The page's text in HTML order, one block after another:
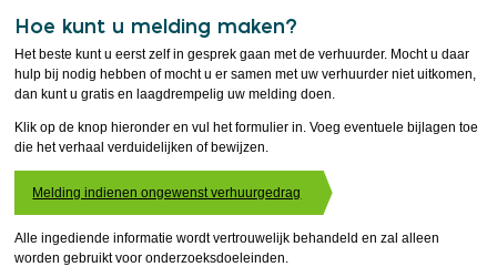
Hoe kunt u melding maken?
Het beste kunt u eerst zelf in gesprek gaan met de verhuurder. Mocht u daar
hulp bij nodig hebben of mocht u er samen met uw verhuurder niet uitkomen,
dan kunt u gratis en laagdrempelig uw melding doen.
Klik op de knop hieronder en vul het formulier in. Voeg eventuele bijlagen toe
die het verhaal verduidelijken of bewijzen.
Melding indienen ongewenst verhuurgedrag
Alle ingediende informatie wordt vertrouwelijk behandeld en zal alleen
worden gebruikt voor onderzoeksdoeleinden.